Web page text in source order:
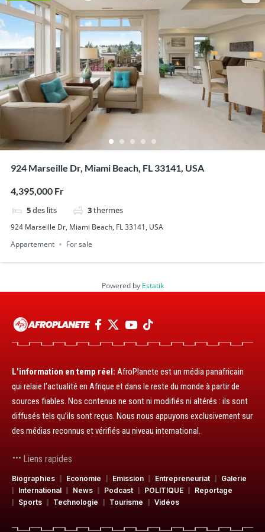
924 Marseille Dr, Miami Beach, FL 33141, USA
4,395,000 Fr
5des lits 3thermes
924 Marseille Dr, Miami Beach, FL 33141, USA
Appartement
For sale
Powered by Estatik
L'information en temp réel: AfroPlanete est un média panafricain
qui relaie l’actualité en Afrique et dans le reste du monde à partir de
sources fiables. Nos contenus ne sont ni modifiés ni altérés : ils sont
diffusés tels qu’ils sont reçus. Nous nous appuyons exclusivement sur
des médias reconnus et vérifiés au niveau international.
Liens rapides
Biographies Economie Emission Entrepreneuriat
Galerie
International
News Podcast POLITIQUE
Reportage
Sports
Technologie Tourisme Vidéos